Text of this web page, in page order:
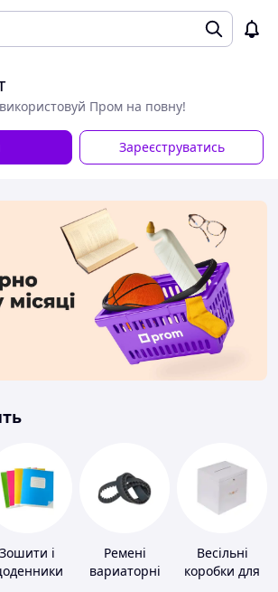
Пром на повну!
Зареєструватись
Зошити і
Ремені
вариаторні
Весільні
коробки для